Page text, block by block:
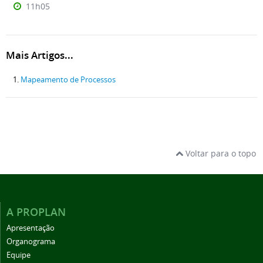
11h05
Mais Artigos...
Mapeamento de Processos
Voltar para o topo
A PROPLAN
Apresentação
Organograma
Equipe